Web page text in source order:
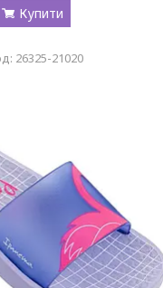
Купити
26325-21020